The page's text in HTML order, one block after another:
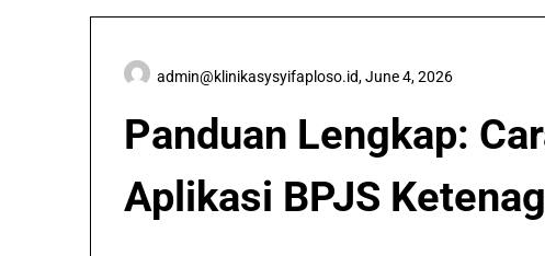
Panduan Lengkap:
Aplikasi BPJS
admin@klinikasysyifaploso.id,June 4, 2026